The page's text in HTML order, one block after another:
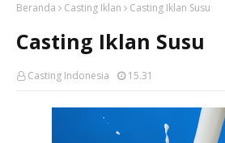
Beranda Casting Iklan Casting Iklan Susu
Casting Iklan Susu
Casting Indonesia 15.31